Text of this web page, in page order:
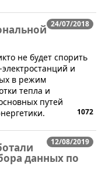
24/07/2018
не будет спорить
и
в режим
тепла и
путей
1072
12/08/2019
данных по